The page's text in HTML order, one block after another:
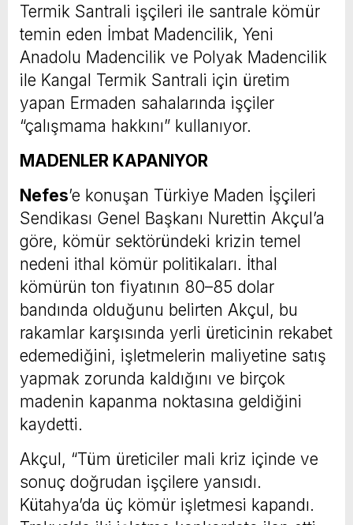
Termik Santrali işçileri ile santrale kömür
temin eden İmbat Madencilik, Yeni
Anadolu Madencilik ve Polyak Madencilik
ile Kangal Termik Santrali için üretim
yapan Ermaden sahalarında işçiler
“çalışmama hakkını” kullanıyor.
MADENLER KAPANIYOR
Nefes’e konuşan Türkiye Maden İşçileri
Sendikası Genel Başkanı Nurettin Akçul’a
göre, kömür sektöründeki krizin temel
nedeni ithal kömür politikaları. İthal
kömürün ton fiyatının 80–85 dolar
bandında olduğunu belirten Akçul, bu
rakamlar karşısında yerli üreticinin rekabet
edemediğini, işletmelerin maliyetine satış
yapmak zorunda kaldığını ve birçok
madenin kapanma noktasına geldiğini
kaydetti.
Akçul, “Tüm üreticiler mali kriz içinde ve
sonuç doğrudan işçilere yansıdı.
Kütahya’da üç kömür işletmesi kapandı.